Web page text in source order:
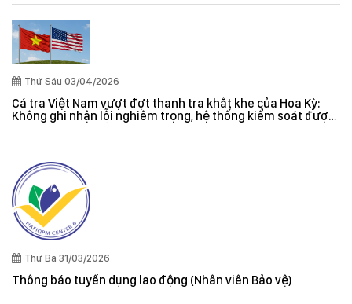
Thứ Sáu 03/04/2026
Cá tra Việt Nam vượt đợt thanh tra khắt khe của Hoa Kỳ:
Không ghi nhận lỗi nghiêm trọng, hệ thống kiểm soát được
Thứ Ba 31/03/2026
Thông báo tuyển dụng lao động (Nhân viên Bảo vệ)